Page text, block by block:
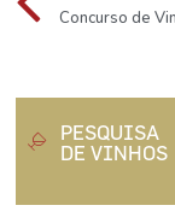
PESQUISA
DE VINHOS